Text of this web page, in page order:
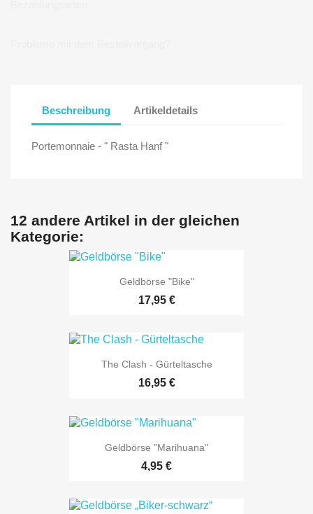
Beschreibung Artikeldetails
Portemonnaie - " Rasta Hanf "
12 andere Artikel in der gleichen
Kategorie:
Geldbörse "Bike"
17,95 €
The Clash - Gürteltasche
16,95 €
Geldbörse "Marihuana"
4,95 €